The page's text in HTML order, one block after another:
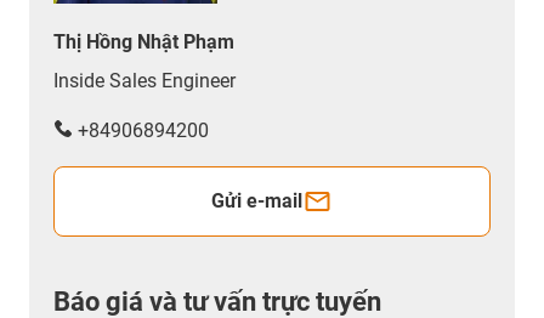
Thị Hồng Nhật Phạm
Inside Sales Engineer
+84906894200
Gửi e-mail
Báo giá và tư vấn trực tuyến